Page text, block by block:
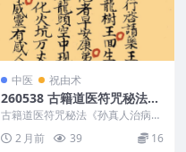
中医 祝由术
260538 古籍道医符咒秘法
《孙真人治病符秘》30页Y
古籍道医符咒秘法《孙真人治病符
秘》30页Y 260538 以下内容为整
理的相关资...
2 月前 39 16